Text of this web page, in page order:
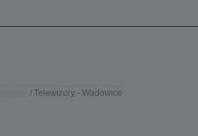
Telewizory - Wadowice